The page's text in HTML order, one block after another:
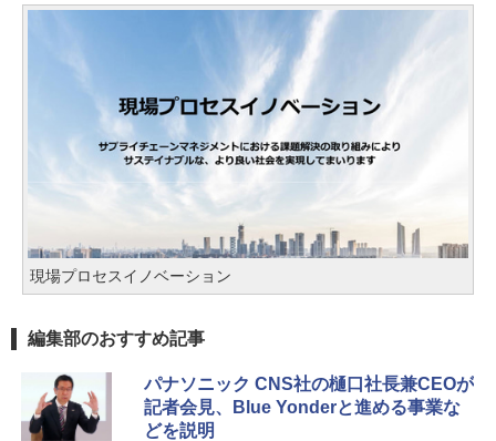
現場プロセスイノベーション
編集部のおすすめ記事
パナソニック CNS社の樋口社長兼CEOが
記者会見、Blue Yonderと進める事業な
どを説明